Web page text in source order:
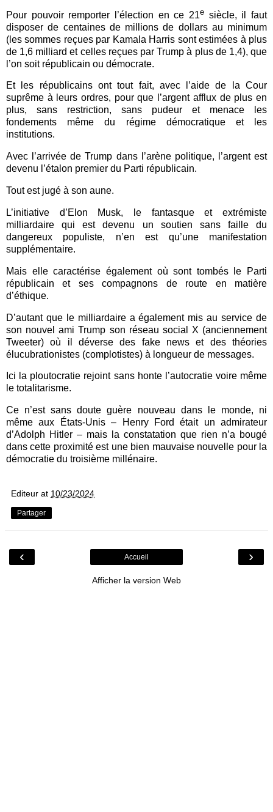
Pour pouvoir remporter l’élection en ce 21e siècle, il faut
disposer de centaines de millions de dollars au minimum
(les sommes reçues par Kamala Harris sont estimées à plus
de 1,6 milliard et celles reçues par Trump à plus de 1,4), que
l’on soit républicain ou démocrate.
Et les républicains ont tout fait, avec l’aide de la Cour
suprême à leurs ordres, pour que l’argent afflux de plus en
plus, sans restriction, sans pudeur et menace les
fondements même du régime démocratique et les
institutions.
Avec l’arrivée de Trump dans l’arène politique, l’argent est
devenu l’étalon premier du Parti républicain.
Tout est jugé à son aune.
L’initiative d’Elon Musk, le fantasque et extrémiste
milliardaire qui est devenu un soutien sans faille du
dangereux populiste, n’en est qu’une manifestation
supplémentaire.
Mais elle caractérise également où sont tombés le Parti
républicain et ses compagnons de route en matière
d’éthique.
D’autant que le milliardaire a également mis au service de
son nouvel ami Trump son réseau social X (anciennement
Tweeter) où il déverse des fake news et des théories
élucubrationistes (complotistes) à longueur de messages.
Ici la ploutocratie rejoint sans honte l’autocratie voire même
le totalitarisme.
Ce n’est sans doute guère nouveau dans le monde, ni
même aux États-Unis – Henry Ford était un admirateur
d’Adolph Hitler – mais la constatation que rien n’a bougé
dans cette proximité est une bien mauvaise nouvelle pour la
démocratie du troisième millénaire.
Editeur at 10/23/2024
Partager
‹ ›
Accueil
Afficher la version Web